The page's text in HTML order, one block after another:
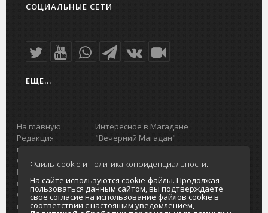
СОЦИАЛЬНЫЕ СЕТИ
ЕЩЕ...
На главную
Редакция
портала
О проекте
Реклама на
портале
Отзывы и
предложения
Интересное в Магадане
"Вечерний Магадан"
Городская доска объявлений
Реклама
Главный туристический портал
Колымы
Политика в отношении обработки
персональных данных
Файлы cookie и политика конфиденциальности.
На сайте используются cookie-файлы. Продолжая
пользоваться данным сайтом, вы подтверждаете
свое согласие на использование файлов cookie в
соответствии с настоящим уведомлением,